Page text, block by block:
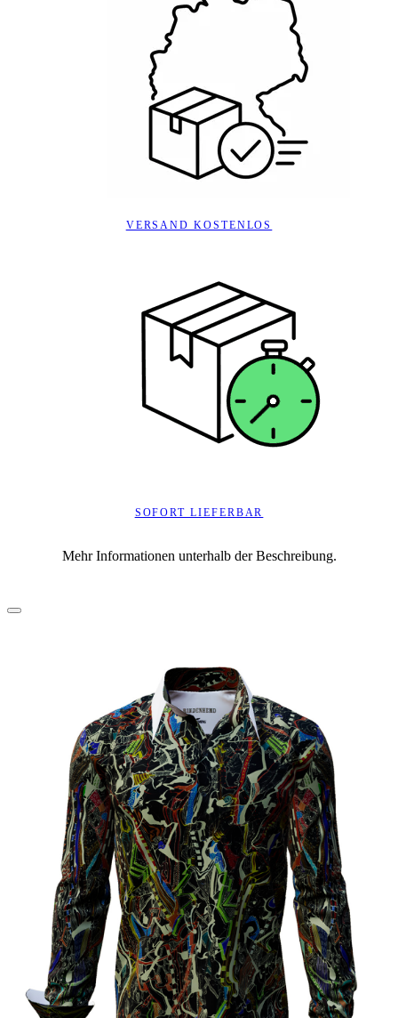
VERSAND KOSTENLOS
SOFORT LIEFERBAR
Mehr Informationen unterhalb der Beschreibung.